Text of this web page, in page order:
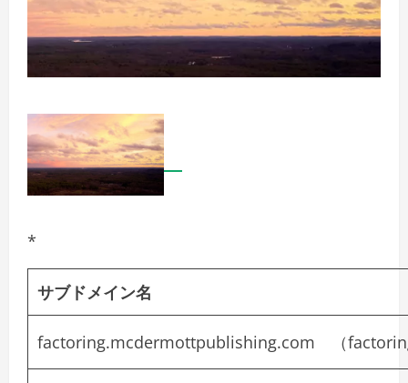
*
サブドメイン名
factoring.mcdermottpublishing.com （